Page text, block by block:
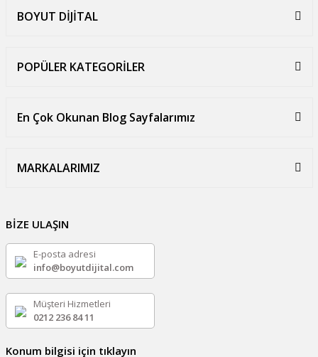
BOYUT DİJİTAL
POPÜLER KATEGORİLER
En Çok Okunan Blog Sayfalarımız
MARKALARIMIZ
BİZE ULAŞIN
E-posta adresi
info@boyutdijital.com
Müşteri Hizmetleri
0212 236 84 11
Konum bilgisi için tıklayın